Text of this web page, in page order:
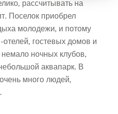
рассчитывать на
Поселок приобрел
молодежи, и потому
гостевых домов и
ночных клубов,
аквапарк. В
много людей,